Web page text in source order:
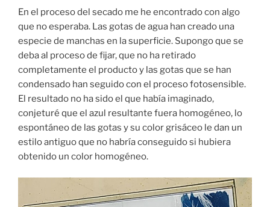
En el proceso del secado me he encontrado con algo
que no esperaba. Las gotas de agua han creado una
especie de manchas en la superficie. Supongo que se
deba al proceso de fijar, que no ha retirado
completamente el producto y las gotas que se han
condensado han seguido con el proceso fotosensible.
El resultado no ha sido el que había imaginado,
conjeturé que el azul resultante fuera homogéneo, lo
espontáneo de las gotas y su color grisáceo le dan un
estilo antiguo que no habría conseguido si hubiera
obtenido un color homogéneo.